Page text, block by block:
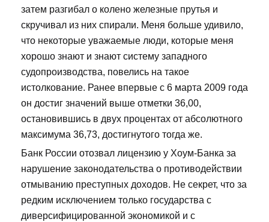
затем разгибал о колено железные прутья и
скручивал из них спирали. Меня больше удивило,
что некоторые уважаемые люди, которые меня
хорошо знают и знают систему западного
судопроизводства, повелись на такое
истолкование. Ранее впервые с 6 марта 2009 года
он достиг значений выше отметки 36,00,
остановившись в двух процентах от абсолютного
максимума 36,73, достигнутого тогда же.
Банк России отозвал лицензию у Хоум-Банка за
нарушение законодательства о противодействии
отмыванию преступных доходов. Не секрет, что за
редким исключением только государства с
диверсифицированной экономикой и с